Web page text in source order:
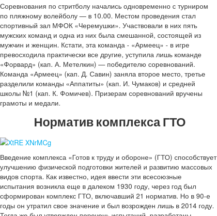
Соревнования по стритболу начались одновременно с турниром
по пляжному волейболу — в 10.00. Местом проведения стал
спортивный зал МФОК «Черемушки». Участвовали в них пять
мужских команд и одна из них была смешанной, состоящей из
мужчин и женщин. Кстати, эта команда - «Армеец» - в игре
превосходила практически все другие, уступила лишь команде
«Форвард» (кап. А. Метелкин) — победителю соревнований.
Команда «Армеец» (кап. Д. Савин) заняла второе место, третье
разделили команды «Аппатиты» (кап. И. Чумаков) и средней
школы №1 (кап. К. Фомичев). Призерам соревнований вручены
грамоты и медали.
Норматив комплекса ГТО
Введение комплекса «Готов к труду и обороне» (ГТО) способствует
улучшению физической подготовки жителей и развитию массовых
видов спорта. Как известно, идея ввести эти всесоюзные
испытания возникла еще в далеком 1930 году, через год был
сформирован комплекс ГТО, включавший 21 норматив. Но в 90-е
годы он утратил свое значение и был возрожден лишь в 2014 году.